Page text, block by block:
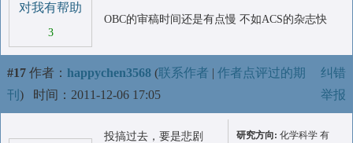
对我有帮助
3
OBC的审稿时间还是有点慢 不如ACS的杂志快
#17 作者： happychen3568 (联系作者 | 作者点评过的期
刊 ) 时间：2011-12-06 17:05
纠错
举报
投搞过去，要是悲剧
研究方向: 化学科学 有